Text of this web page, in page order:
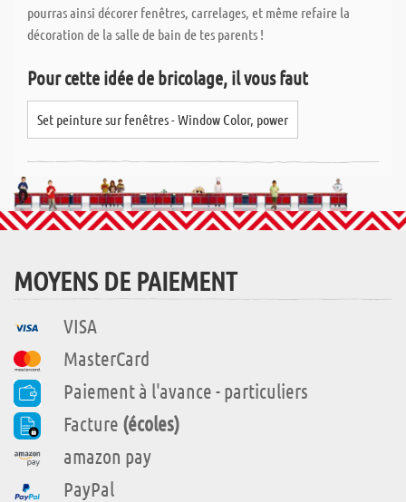
pourras ainsi décorer fenêtres, carrelages, et même refaire la
décoration de la salle de bain de tes parents !
Pour cette idée de bricolage, il vous faut
Set peinture sur fenêtres - Window Color, power
MOYENS DE PAIEMENT
VISA
MasterCard
Paiement à l'avance - particuliers
Facture (écoles)
amazon pay
PayPal